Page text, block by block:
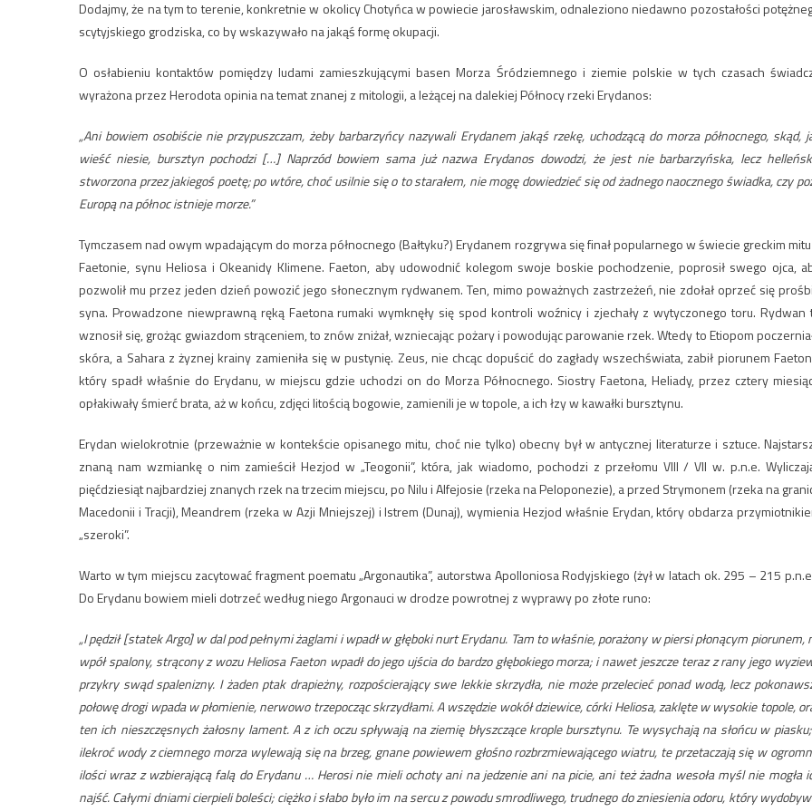
Dodajmy, że na tym to terenie, konkretnie w okolicy Chotyńca w powiecie jarosławskim, odnaleziono niedawno pozostałości
scytyjskiego grodziska, co by wskazywało na jakąś formę okupacji.
O osłabieniu kontaktów pomiędzy ludami zamieszkującymi basen Morza Śródziemnego i ziemie polskie w tych czasach
wyrażona przez Herodota opinia na temat znanej z mitologii, a leżącej na dalekiej Północy rzeki Erydanos:
„Ani bowiem osobiście nie przypuszczam, żeby barbarzyńcy nazywali Erydanem jakąś rzekę, uchodzącą do morza północnego, skąd,
wieść niesie, bursztyn pochodzi […] Naprzód bowiem sama już nazwa Erydanos dowodzi, że jest nie barbarzyńska, lecz
stworzona przez jakiegoś poetę; po wtóre, choć usilnie się o to starałem, nie mogę dowiedzieć się od żadnego naocznego świadka, czy
Europą na północ istnieje morze.”
Tymczasem nad owym wpadającym do morza północnego (Bałtyku?) Erydanem rozgrywa się finał popularnego w świecie greckim
Faetonie, synu Heliosa i Okeanidy Klimene. Faeton, aby udowodnić kolegom swoje boskie pochodzenie, poprosił swego ojca,
pozwolił mu przez jeden dzień powozić jego słonecznym rydwanem. Ten, mimo poważnych zastrzeżeń, nie zdołał oprzeć się
syna. Prowadzone niewprawną ręką Faetona rumaki wymknęły się spod kontroli woźnicy i zjechały z wytyczonego toru. Rydwan
wznosił się, grożąc gwiazdom strąceniem, to znów zniżał, wzniecając pożary i powodując parowanie rzek. Wtedy to Etiopom
skóra, a Sahara z żyznej krainy zamieniła się w pustynię. Zeus, nie chcąc dopuścić do zagłady wszechświata, zabił piorunem
który spadł właśnie do Erydanu, w miejscu gdzie uchodzi on do Morza Północnego. Siostry Faetona, Heliady, przez cztery
opłakiwały śmierć brata, aż w końcu, zdjęci litością bogowie, zamienili je w topole, a ich łzy w kawałki bursztynu.
Erydan wielokrotnie (przeważnie w kontekście opisanego mitu, choć nie tylko) obecny był w antycznej literaturze i sztuce.
znaną nam wzmiankę o nim zamieścił Hezjod w „Teogonii”, która, jak wiadomo, pochodzi z przełomu VIII / VII w. p.n.e.
pięćdziesiąt najbardziej znanych rzek na trzecim miejscu, po Nilu i Alfejosie (rzeka na Peloponezie), a przed Strymonem (rzeka na
Macedonii i Tracji), Meandrem (rzeka w Azji Mniejszej) i Istrem (Dunaj), wymienia Hezjod właśnie Erydan, który obdarza
„szeroki”.
Warto w tym miejscu zacytować fragment poematu „Argonautika”, autorstwa Apolloniosa Rodyjskiego (żył w latach ok. 295 – 215
Do Erydanu bowiem mieli dotrzeć według niego Argonauci w drodze powrotnej z wyprawy po złote runo:
„I pędził [statek Argo] w dal pod pełnymi żaglami i wpadł w głęboki nurt Erydanu. Tam to właśnie, porażony w piersi płonącym piorunem,
wpół spalony, strącony z wozu Heliosa Faeton wpadł do jego ujścia do bardzo głębokiego morza; i nawet jeszcze teraz z rany jego
przykry swąd spalenizny. I żaden ptak drapieżny, rozpościerający swe lekkie skrzydła, nie może przelecieć ponad wodą, lecz
połowę drogi wpada w płomienie, nerwowo trzepocząc skrzydłami. A wszędzie wokół dziewice, córki Heliosa, zaklęte w wysokie topole,
ten ich nieszczęsnych żałosny lament. A z ich oczu spływają na ziemię błyszczące krople bursztynu. Te wysychają na słońcu w
ilekroć wody z ciemnego morza wylewają się na brzeg, gnane powiewem głośno rozbrzmiewającego wiatru, te przetaczają się w
ilości wraz z wzbierającą falą do Erydanu … Herosi nie mieli ochoty ani na jedzenie ani na picie, ani też żadna wesoła myśl nie mogła
najść. Całymi dniami cierpieli boleści; ciężko i słabo było im na sercu z powodu smrodliwego, trudnego do zniesienia odoru, który